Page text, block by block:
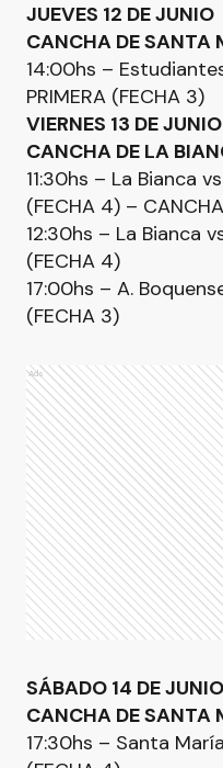
JUEVES 12 DE JUNIO
CANCHA DE SANTA
14:00hs –
PRIMERA (FECHA 3)
VIERNES 13 DE JUNIO
CANCHA DE LA
11:30hs – La Bianca
(FECHA 4) –
12:30hs – La Bianca
(FECHA 4)
17:00hs – A.
(FECHA 3)
Ads
SÁBADO 14 DE JUNIO
CANCHA DE SANTA
17:30hs – Santa